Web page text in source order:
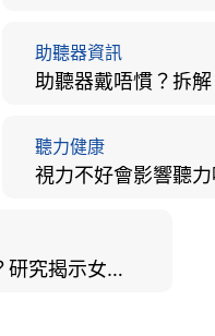
助聽器資訊
聽力健康
男女聽力大不同？研究揭示女性聽覺更靈敏！為何男性更易聽力損失？